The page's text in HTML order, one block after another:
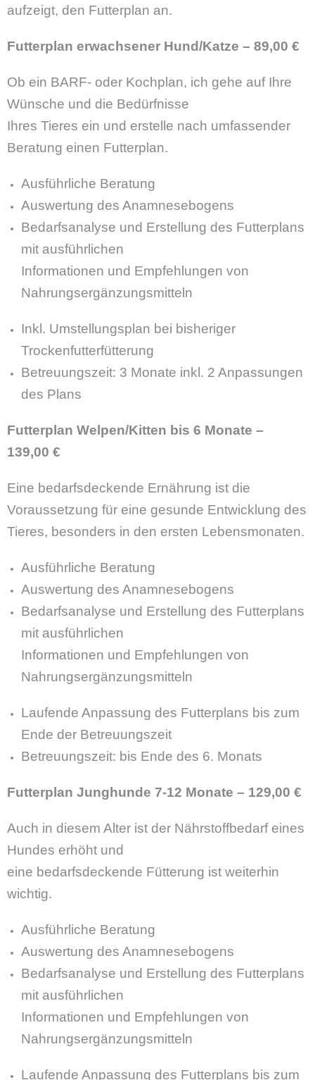
aufzeigt, den Futterplan an.
Futterplan erwachsener Hund/Katze – 89,00 €
Ob ein BARF- oder Kochplan, ich gehe auf Ihre
Wünsche und die Bedürfnisse
Ihres Tieres ein und erstelle nach umfassender
Beratung einen Futterplan.
Ausführliche Beratung
Auswertung des Anamnesebogens
Bedarfsanalyse und Erstellung des Futterplans
mit ausführlichen
Informationen und Empfehlungen von
Nahrungsergänzungsmitteln
Inkl. Umstellungsplan bei bisheriger
Trockenfutterfütterung
Betreuungszeit: 3 Monate inkl. 2 Anpassungen
des Plans
Futterplan Welpen/Kitten bis 6 Monate –
139,00 €
Eine bedarfsdeckende Ernährung ist die
Voraussetzung für eine gesunde Entwicklung des
Tieres, besonders in den ersten Lebensmonaten.
Ausführliche Beratung
Auswertung des Anamnesebogens
Bedarfsanalyse und Erstellung des Futterplans
mit ausführlichen
Informationen und Empfehlungen von
Nahrungsergänzungsmitteln
Laufende Anpassung des Futterplans bis zum
Ende der Betreuungszeit
Betreuungszeit: bis Ende des 6. Monats
Futterplan Junghunde 7-12 Monate – 129,00 €
Auch in diesem Alter ist der Nährstoffbedarf eines
Hundes erhöht und
eine bedarfsdeckende Fütterung ist weiterhin
wichtig.
Ausführliche Beratung
Auswertung des Anamnesebogens
Bedarfsanalyse und Erstellung des Futterplans
mit ausführlichen
Informationen und Empfehlungen von
Nahrungsergänzungsmitteln
Laufende Anpassung des Futterplans bis zum